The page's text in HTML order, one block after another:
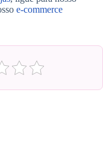
e-commerce